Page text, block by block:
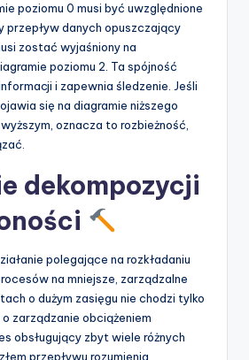
poziomu 0 musi być uwzględnione
przepływ danych opuszczający
zostać wyjaśniony na
poziomu 2. Ta spójność
i zapewnia śledzenie. Jeśli
się na diagramie niższego
oznacza to rozbieżność,
dekompozycji
polegające na rozkładaniu
na mniejsze, zarządzalne
o dużym zasięgu nie chodzi tylko
zarządzanie obciążeniem
obsługujący zbyt wiele różnych
przepływu rozumienia.